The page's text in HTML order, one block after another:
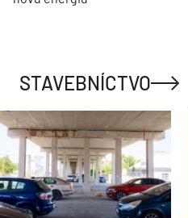
STAVEBNÍCTVO